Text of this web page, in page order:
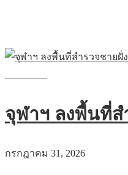
จุฬาฯ ลงพื้นที่
กรกฎาคม 31, 2026